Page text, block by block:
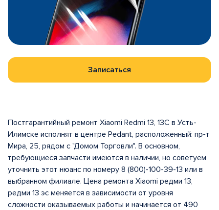
Записаться
Постгарантийный ремонт Xiaomi Redmi 13, 13C в Усть-
Илимске исполнят в центрe Pedant, расположенный: пр-т
Мира, 25, рядом с "Домом Торговли". В основном,
требующиеся запчасти имеются в наличии, но советуем
уточнить этот нюанс по номеру 8 (800)-100-39-13 или в
выбранном филиале. Цена ремонта Xiaomi редми 13,
редми 13 эс меняется в зависимости от уровня
сложности оказываемых работы и начинается от 490